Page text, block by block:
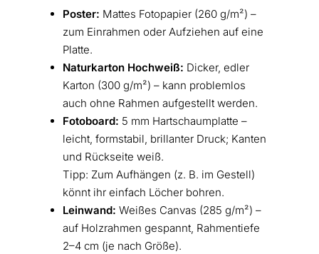
Poster: Mattes Fotopapier (260 g/m²) –
zum Einrahmen oder Aufziehen auf eine
Platte.
Naturkarton Hochweiß: Dicker, edler
Karton (300 g/m²) – kann problemlos
auch ohne Rahmen aufgestellt werden.
Fotoboard: 5 mm Hartschaumplatte –
leicht, formstabil, brillanter Druck; Kanten
und Rückseite weiß.
Tipp: Zum Aufhängen (z. B. im Gestell)
könnt ihr einfach Löcher bohren.
Leinwand: Weißes Canvas (285 g/m²) –
auf Holzrahmen gespannt, Rahmentiefe
2–4 cm (je nach Größe).